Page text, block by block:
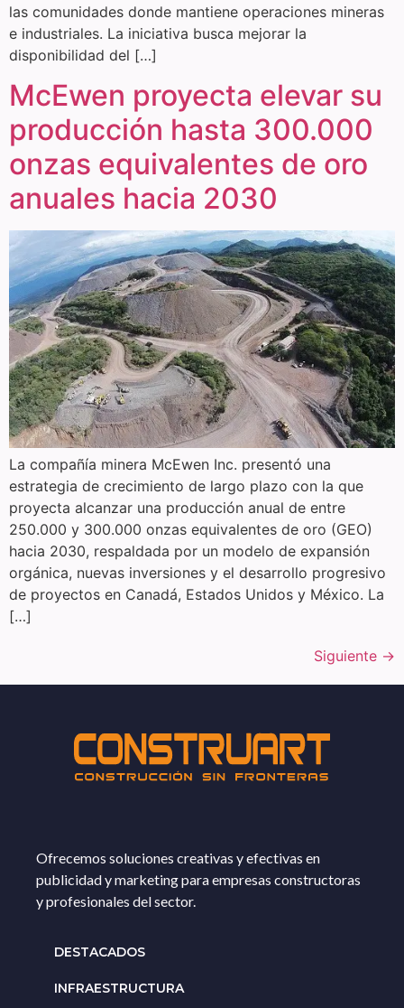
las comunidades donde mantiene operaciones mineras
e industriales. La iniciativa busca mejorar la
disponibilidad del […]
McEwen proyecta elevar su
producción hasta 300.000
onzas equivalentes de oro
anuales hacia 2030
La compañía minera McEwen Inc. presentó una
estrategia de crecimiento de largo plazo con la que
proyecta alcanzar una producción anual de entre
250.000 y 300.000 onzas equivalentes de oro (GEO)
hacia 2030, respaldada por un modelo de expansión
orgánica, nuevas inversiones y el desarrollo progresivo
de proyectos en Canadá, Estados Unidos y México. La
[…]
Siguiente →
Ofrecemos soluciones creativas y efectivas en
publicidad y marketing para empresas constructoras
y profesionales del sector.
DESTACADOS
INFRAESTRUCTURA